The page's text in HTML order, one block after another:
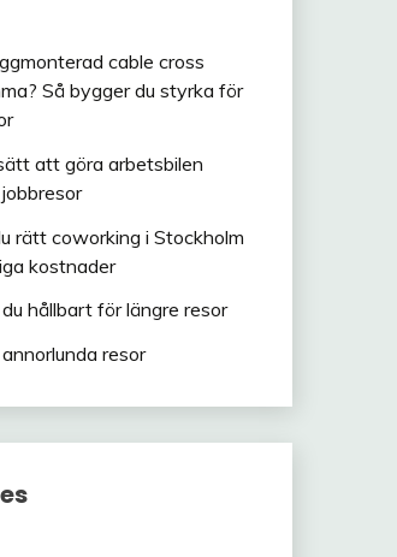
cable cross
Så bygger du styrka för
att göra arbetsbilen
rätt coworking i Stockholm
kostnader
hållbart för längre resor
resor